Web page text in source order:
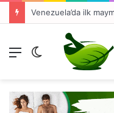
Venezuela’da ilk
Menü
görünümü